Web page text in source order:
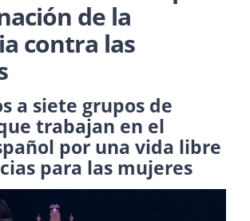
de la
contra las
a siete grupos de
trabajan en el
por una vida libre
para las mujeres